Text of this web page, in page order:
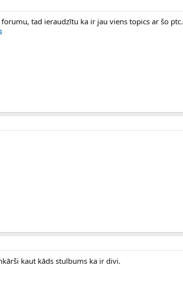
tad ieraudzītu ka ir jau viens topics ar šo ptc.
kaut kāds stulbums ka ir divi.